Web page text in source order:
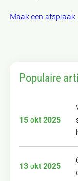
Maak een afspraak
Populaire
15 okt 2025
13 okt 2025